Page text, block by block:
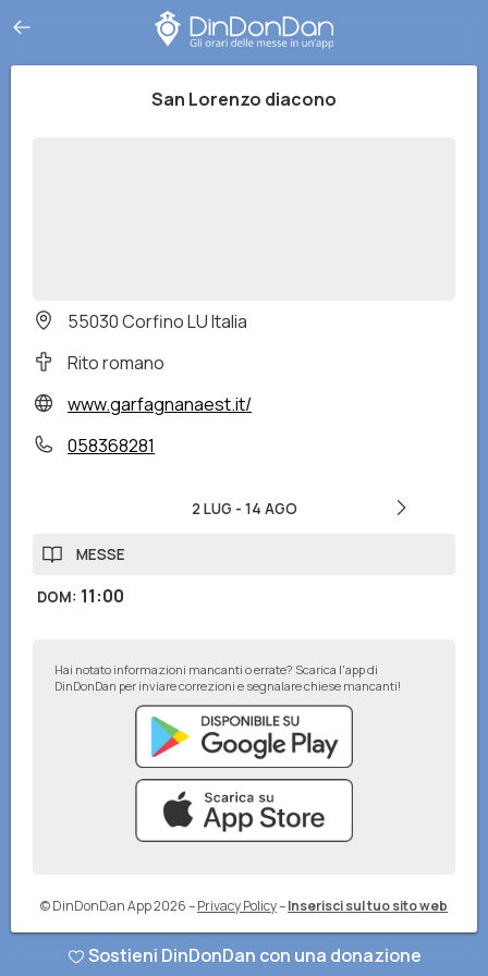
San Lorenzo diacono
55030 Corfino LU Italia
Rito romano
www.garfagnanaest.it/
058368281
2 LUG - 14 AGO
MESSE
DOM: 11:00
Hai notato informazioni mancanti o errate? Scarica l'app di
DinDonDan per inviare correzioni e segnalare chiese mancanti!
© DinDonDan App 2026–Privacy Policy–Inserisci sul tuo sito web
Sostieni DinDonDan con una donazione